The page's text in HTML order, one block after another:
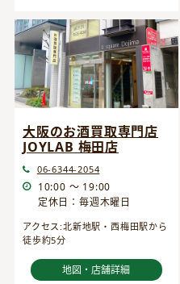
大阪のお酒買取専門店
JOYLAB 梅田店
06-6344-2054
10:00 ～ 19:00
定休日：毎週木曜日
アクセス:北新地駅・西梅田駅から
徒歩約5分
地図・店舗詳細